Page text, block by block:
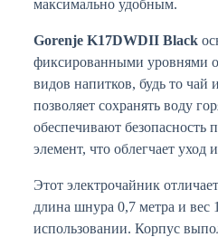
максимально удобным.
Gorenje K17DWDII Black
фиксированными уровнями
видов напитков, будь то
позволяет сохранять воду
обеспечивают
элемент, что облегчает уход
Этот электрочайник
длина шнура 0,7 метра и
использовании. Корпус